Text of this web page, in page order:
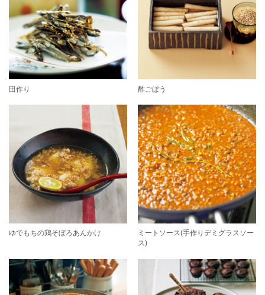
田作り 酢ごぼう
ゆでもちの鶏そぼろあんかけ
ミートソース(手作りデミグラスソー
ス)